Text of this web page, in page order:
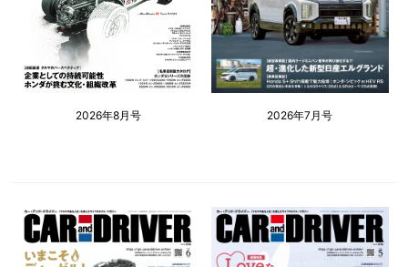
2026年8月号 2026年7月号